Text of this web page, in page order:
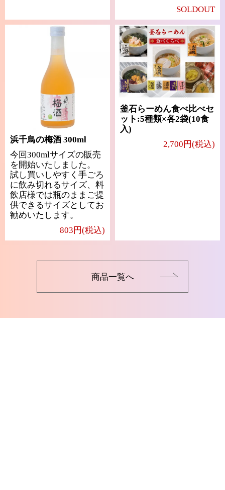
SOLDOUT
浜千鳥の梅酒 300ml
今回300mlサイズの販売
を開始いたしました。
試し買いしやすく手ごろ
に飲み切れるサイズ、料
飲店様では瓶のままご提
供できるサイズとしてお
勧めいたします。
803円(税込)
釜石らーめん食べ比べセ
ット:5種類×各2袋(10食
入)
2,700円(税込)
商品一覧へ